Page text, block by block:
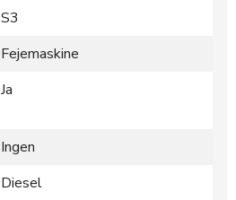
S3
Fejemaskine
Ja
Ingen
Diesel